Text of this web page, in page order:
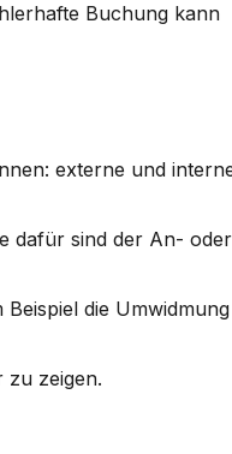
Buchung kann
externe und
dafür sind der An- oder
die Umwidmung
zu zeigen.